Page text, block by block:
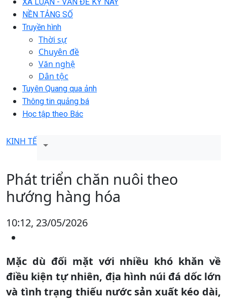
NỀN TẢNG SỐ
Truyền hình
Thời sự
Chuyên đề
Văn nghệ
Dân tộc
Tuyên Quang qua ảnh
Thông tin quảng bá
Học tập theo Bác
KINH TẾ
Phát triển chăn nuôi theo
hướng hàng hóa
10:12, 23/05/2026
Mặc dù đối mặt với nhiều khó khăn về
điều kiện tự nhiên, địa hình núi đá dốc lớn
và tình trạng thiếu nước sản xuất kéo dài,